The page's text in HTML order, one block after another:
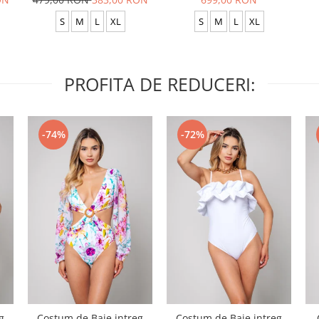
Anthracite
S M L XL S M L XL
PROFITA DE REDUCERI:
-74% -72%